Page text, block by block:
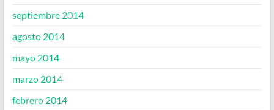
septiembre 2014
agosto 2014
mayo 2014
marzo 2014
febrero 2014